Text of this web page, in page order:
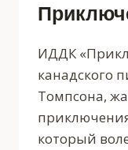
ИДДК
канадского
Томпсона,
который